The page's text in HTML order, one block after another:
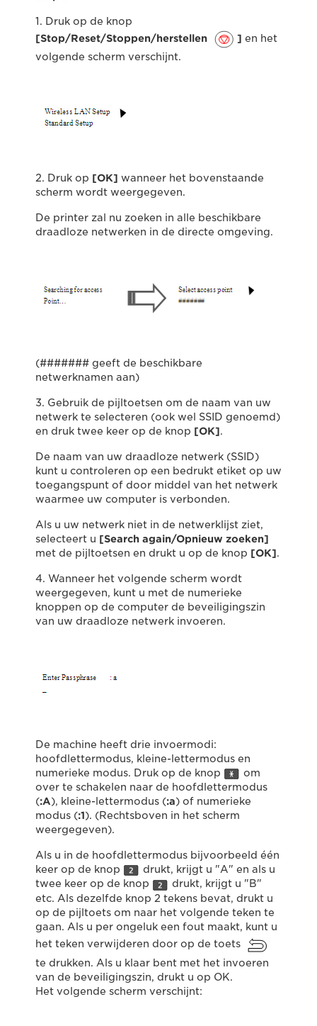
1. Druk op de knop
[Stop/Reset/Stoppen/herstellen
] en het
volgende scherm verschijnt.
2. Druk op [OK] wanneer het bovenstaande
scherm wordt weergegeven.
De printer zal nu zoeken in alle beschikbare
draadloze netwerken in de directe omgeving.
(####### geeft de beschikbare
netwerknamen aan)
3. Gebruik de pijltoetsen om de naam van uw
netwerk te selecteren (ook wel SSID genoemd)
en druk twee keer op de knop [OK].
De naam van uw draadloze netwerk (SSID)
kunt u controleren op een bedrukt etiket op uw
toegangspunt of door middel van het netwerk
waarmee uw computer is verbonden.
Als u uw netwerk niet in de netwerklijst ziet,
selecteert u [Search again/Opnieuw zoeken]
met de pijltoetsen en drukt u op de knop [OK].
4. Wanneer het volgende scherm wordt
weergegeven, kunt u met de numerieke
knoppen op de computer de beveiligingszin
van uw draadloze netwerk invoeren.
De machine heeft drie invoermodi:
hoofdlettermodus, kleine-lettermodus en
numerieke modus. Druk op de knop
om
over te schakelen naar de hoofdlettermodus
(:A), kleine-lettermodus (:a) of numerieke
modus (:1). (Rechtsboven in het scherm
weergegeven).
Als u in de hoofdlettermodus bijvoorbeeld één
keer op de knop
drukt, krijgt u "A" en als u
twee keer op de knop
drukt, krijgt u "B"
etc. Als dezelfde knop 2 tekens bevat, drukt u
op de pijltoets om naar het volgende teken te
gaan. Als u per ongeluk een fout maakt, kunt u
het teken verwijderen door op de toets
te drukken. Als u klaar bent met het invoeren
van de beveiligingszin, drukt u op OK.
Het volgende scherm verschijnt: